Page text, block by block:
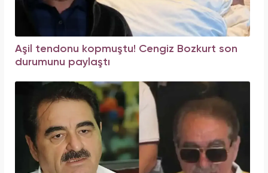
Aşil tendonu kopmuştu! Cengiz Bozkurt son
durumunu paylaştı